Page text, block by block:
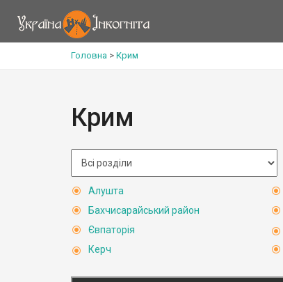
Головна > Крим
Крим
Алушта
Бахчисарайський район
Євпаторія
Керч